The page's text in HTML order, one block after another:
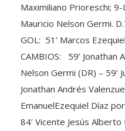
Maximiliano Prioreschi;
Mauricio Nelson Germi.
GOL: 51’ Marcos
CAMBIOS: 59’ Jonathan
Nelson Germi (DR) – 59’
Jonathan Andrés
EmanuelEzequiel Díaz
84’ Vicente Jesús